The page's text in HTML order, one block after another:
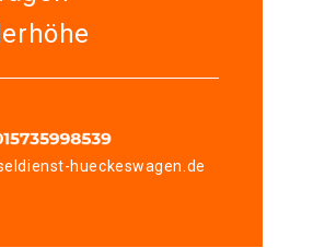
hueckeswagen.de